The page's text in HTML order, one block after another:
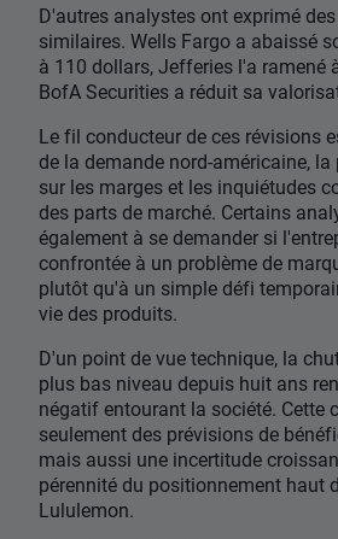
D'autres analystes ont exprimé
similaires. Wells Fargo a abaissé
à 110 dollars, Jefferies l'a ramené
BofA Securities a réduit sa
Le fil conducteur de ces révisions
de la demande nord-américaine,
sur les marges et les inquiétudes
des parts de marché. Certains
également à se demander si
confrontée à un problème de
plutôt qu'à un simple défi
vie des produits.
D'un point de vue technique, la
plus bas niveau depuis huit ans
négatif entourant la société. Cette
seulement des prévisions de
mais aussi une incertitude
pérennité du positionnement haut
Lululemon.